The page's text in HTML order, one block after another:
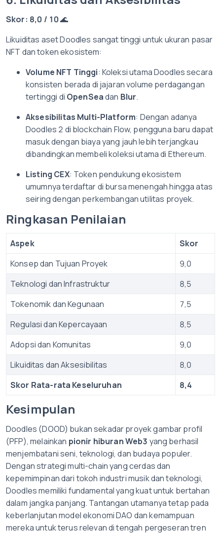
Skor: 8,0 / 10🌊
Likuiditas aset Doodles sangat tinggi untuk ukuran pasar
NFT dan token ekosistem:
Volume NFT Tinggi: Koleksi utama Doodles secara
konsisten berada di jajaran volume perdagangan
tertinggi di OpenSeadan Blur.
Aksesibilitas Multi-Platform: Dengan adanya
Doodles 2 di blockchain Flow, pengguna baru dapat
masuk dengan biaya yang jauh lebih terjangkau
dibandingkan membeli koleksi utama di Ethereum.
Listing CEX: Token pendukung ekosistem
umumnya terdaftar di bursa menengah hingga atas
seiring dengan perkembangan utilitas proyek.
Ringkasan Penilaian
Aspek
Skor
Konsep dan Tujuan Proyek
9,0
Teknologi dan Infrastruktur
8,5
Tokenomik dan Kegunaan
7,5
Regulasi dan Kepercayaan
8,5
Adopsi dan Komunitas
9,0
Likuiditas dan Aksesibilitas
8,0
Skor Rata-rata Keseluruhan
8,4
Kesimpulan
Doodles (DOOD) bukan sekadar proyek gambar profil
(PFP), melainkan pionir hiburan Web3 yang berhasil
menjembatani seni, teknologi, dan budaya populer.
Dengan strategi multi-chain yang cerdas dan
kepemimpinan dari tokoh industri musik dan teknologi,
Doodles memiliki fundamental yang kuat untuk bertahan
dalam jangka panjang. Tantangan utamanya tetap pada
keberlanjutan model ekonomi DAO dan kemampuan
mereka untuk terus relevan di tengah pergeseran tren